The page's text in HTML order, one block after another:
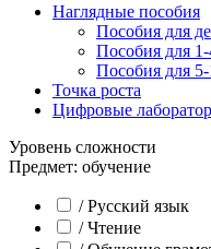
Наглядные пособия
Пособия для
Пособия для 1-
Пособия для 5-
Точка роста
Цифровые
Уровень сложности
Предмет: обучение
/ Русский язык
/ Чтение